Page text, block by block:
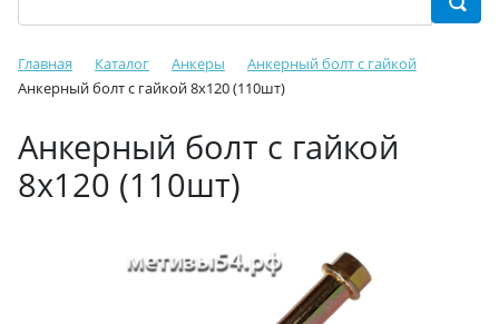
Главная Каталог Анкеры
Анкерный болт с гайкой
Анкерный болт с гайкой 8х120 (110шт)
Анкерный болт с гайкой
8х120 (110шт)